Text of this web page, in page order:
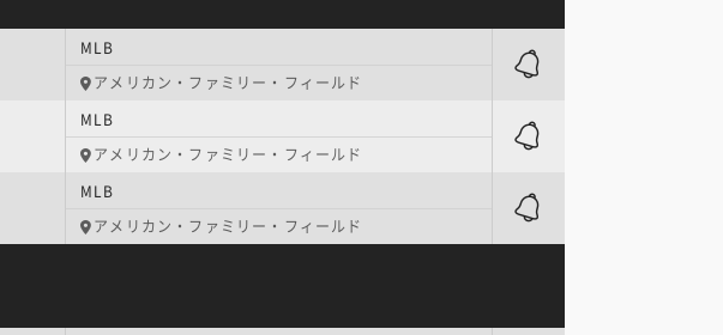
MLB
アメリカン・ファミリー・フィールド
MLB
アメリカン・ファミリー・フィールド
MLB
アメリカン・ファミリー・フィールド